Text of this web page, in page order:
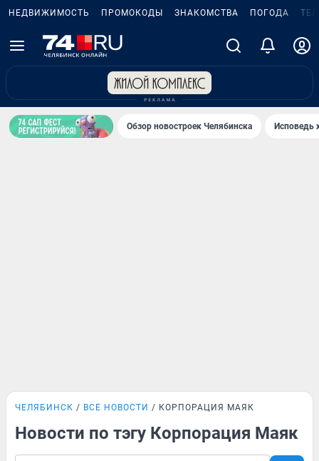
НЕДВИЖИМОСТЬ ПРОМОКОДЫ ЗНАКОМСТВА ПОГОДА
Обзор новостроек Челябинска Исповедь
ЧЕЛЯБИНСК ВСЕ НОВОСТИ КОРПОРАЦИЯ МАЯК
Новости по тэгу Корпорация Маяк